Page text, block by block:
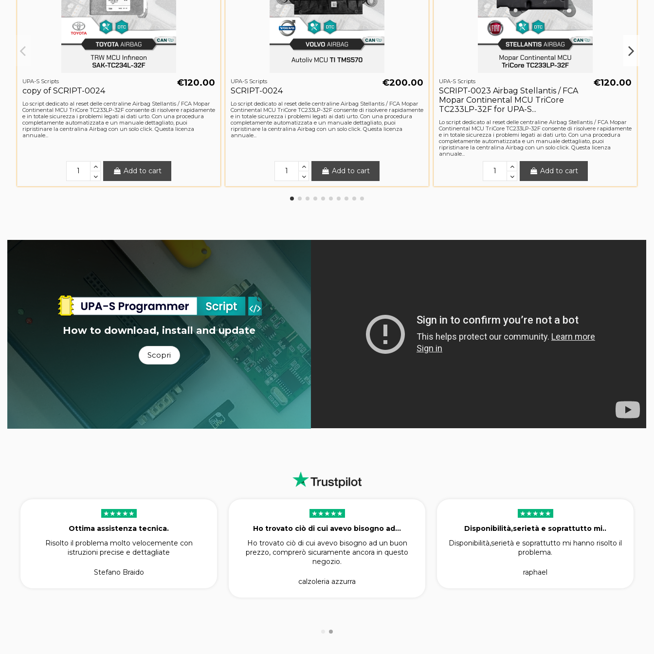
UPA-S Scripts
copy of SCRIPT-0024
€120.00
Lo script dedicato al reset delle centraline Airbag Stellantis / FCA Mopar
Continental MCU TriCore TC233LP-32F consente di risolvere rapidamente
e in totale sicurezza i problemi legati ai dati urto. Con una procedura
completamente automatizzata e un manuale dettagliato, puoi
ripristinare la centralina Airbag con un solo click. Questa licenza
annuale...
Add to cart
UPA-S Scripts
SCRIPT-0024
€200.00
Lo script dedicato al reset delle centraline Airbag Stellantis / FCA Mopar
Continental MCU TriCore TC233LP-32F consente di risolvere rapidamente
e in totale sicurezza i problemi legati ai dati urto. Con una procedura
completamente automatizzata e un manuale dettagliato, puoi
ripristinare la centralina Airbag con un solo click. Questa licenza
annuale...
Add to cart
UPA-S Scripts
SCRIPT-0023 Airbag Stellantis / FCA
Mopar Continental MCU TriCore
TC233LP-32F for UPA-S...
€120.00
Lo script dedicato al reset delle centraline Airbag Stellantis / FCA Mopar
Continental MCU TriCore TC233LP-32F consente di risolvere rapidamente
e in totale sicurezza i problemi legati ai dati urto. Con una procedura
completamente automatizzata e un manuale dettagliato, puoi
ripristinare la centralina Airbag con un solo click. Questa licenza
annuale...
Add to cart
How to download, install and update
Scopri
★★★★★
Ottima assistenza tecnica.
Risolto il problema molto velocemente con
istruzioni precise e dettagliate
Stefano Braido
★★★★★
Ho trovato ciò di cui avevo bisogno ad...
Ho trovato ciò di cui avevo bisogno ad un buon
prezzo, comprerò sicuramente ancora in questo
negozio.
calzoleria azzurra
★★★★★
Disponibilità,serietà e soprattutto mi..
Disponibilità,serietà e soprattutto mi hanno risolto il
problema.
raphael